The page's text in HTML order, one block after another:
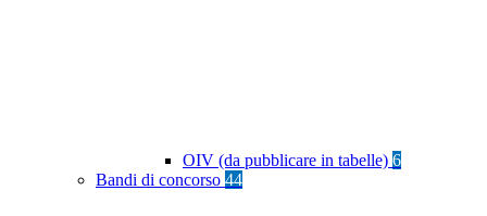
OIV (da pubblicare in tabelle) 6
Bandi di concorso 44